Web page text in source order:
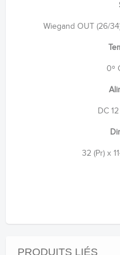
Wiegand OUT (26/
0º
DC
32 (Pr) x
PRODUITS LIÉS